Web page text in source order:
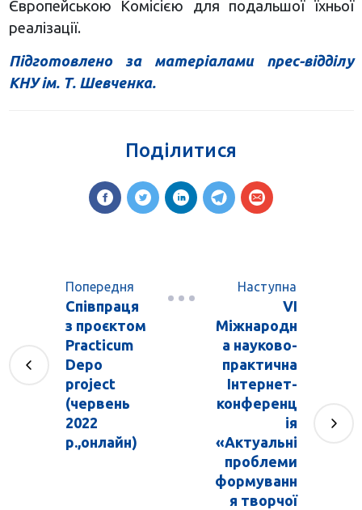
Європейською Комісією для подальшої їхньої
реалізації.
Підготовлено за матеріалами прес-відділу
КНУ ім. Т. Шевченка.
Поділитися
Попередня
Співпраця
з проєктом
Practicum
Depo
project
(червень
2022
р.,онлайн)
Наступна
VІ
Міжнародн
а науково-
практична
Інтернет-
конференц
ія
«Актуальні
проблеми
формуванн
я творчої